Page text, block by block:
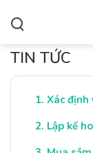
TIN TỨC
Xác định
Lập kế